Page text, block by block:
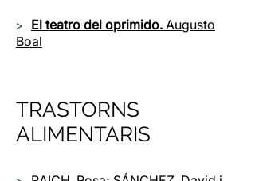
> El teatro del oprimido. Augusto
Boal
TRASTORNS
ALIMENTARIS